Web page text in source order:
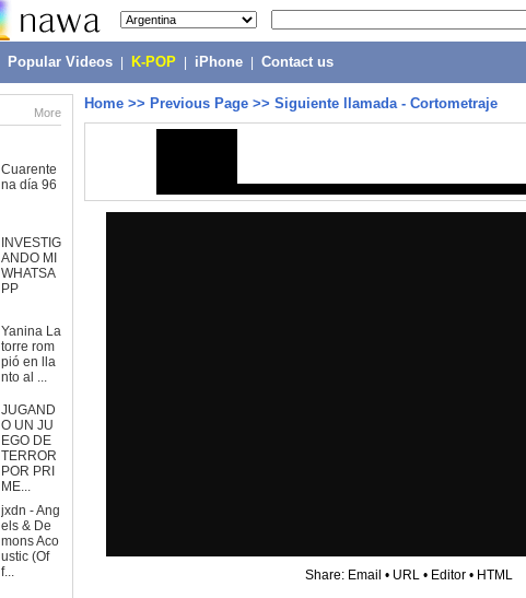
Popular Videos K-POP iPhone Contact us
More
Cuarente
na día 96
INVESTIG
ANDO MI
WHATSA
PP
Yanina La
torre rom
pió en lla
nto al ...
JUGAND
O UN JU
EGO DE
TERROR
POR PRI
ME...
jxdn - Ang
els & De
mons Aco
ustic (Of
f...
Home >> Previous Page >> Siguiente llamada - Cortometraje
Share: Email • URL • Editor • HTML